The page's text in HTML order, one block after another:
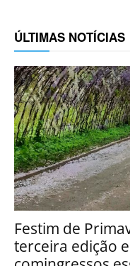
ÚLTIMAS NOTÍCIAS
Festim de
terceira edição